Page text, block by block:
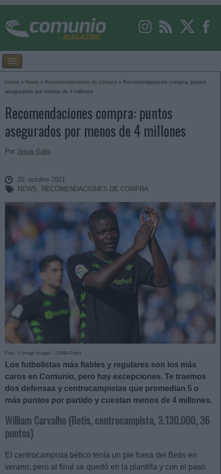
Home » News » Recomendaciones de compra » Recomendaciones compra: puntos
asegurados por menos de 4 millones
Recomendaciones compra: puntos
asegurados por menos de 4 millones
Por Jesus Gallo
20. octubre 2021
NEWS, RECOMENDACIONES DE COMPRA
Foto: © imago images / ZUMA Press
Los futbolistas más fiables y regulares son los más
caros en Comunio, pero hay excepciones. Te traemos
dos defensas y centrocampistas que promedian 5 o
más puntos por partido y cuestan menos de 4 millones.
William Carvalho (Betis, centrocampista, 3.130.000, 36
puntos)
El centrocampista bético tenía un pie fuera del Betis en
verano, pero al final se quedó en la plantilla y con el paso